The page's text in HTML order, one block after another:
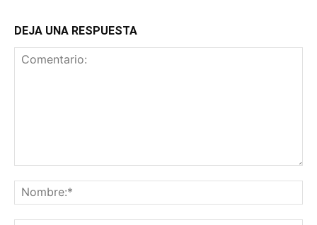
DEJA UNA RESPUESTA